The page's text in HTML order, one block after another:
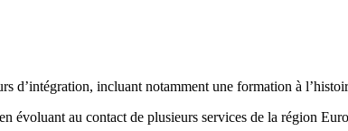
d’intégration, incluant notamment une formation à
évoluant au contact de plusieurs services de la région